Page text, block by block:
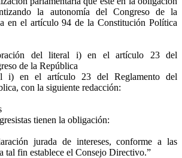
la autonomía del Congreso de la
en el artículo 94 de la Constitución Política
del literal i) en el artículo 23 del
de la República
i) en el artículo 23 del Reglamento del
con la siguiente redacción:
tienen la obligación:
jurada de intereses, conforme a las
tal fin establece el Consejo Directivo.”